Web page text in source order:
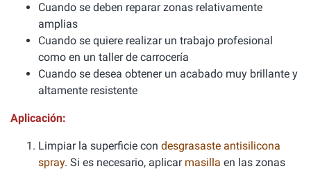
Cuando se deben reparar zonas relativamente
amplias
Cuando se quiere realizar un trabajo profesional
como en un taller de carrocería
Cuando se desea obtener un acabado muy brillante y
altamente resistente
Aplicación:
Limpiar la superficie con desgrasaste antisilicona
spray. Si es necesario, aplicar masilla en las zonas